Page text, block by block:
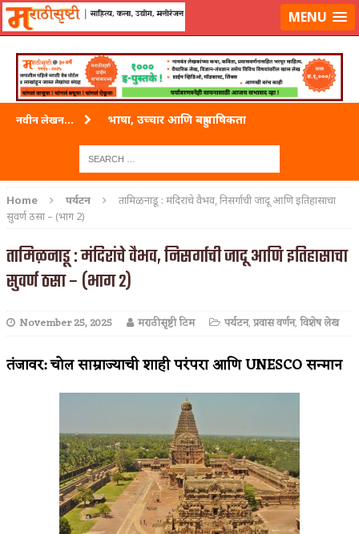
लॉग-इन करा|लेखक नोंदणी कराMENU
नवीन लेखन... भाषा, उच्चार आणि बहुभाषिकता
ताम्र – एक अफलातून धातू (COPPER)
अशी एक कविता लिहू इच्छिते
पाटलाची विहीर
शपथ
कसं हुईन तं हू माय…
काळजाचे प्रेत
चमकदार चांदी
आदिवासींचा डॉक्टर, समाजसेवेचा ध्यास : डॉ. राहुल
Home पर्यटन
तामिळनाडू : मंदिरांचे वैभव, निसर्गाची जादू आणि इतिहासाचा
सुवर्ण ठसा – (भाग 2)
तामिळनाडू : मंदिरांचे वैभव, निसर्गाची जादू आणि इतिहासाचा
सुवर्ण ठसा – (भाग 2)
November 25, 2025 मराठीसृष्टी टिम पर्यटन,प्रवास वर्णन,विशेष लेख
तंजावर:चोल साम्राज्याची शाही परंपरा आणिUNESCOसन्मान